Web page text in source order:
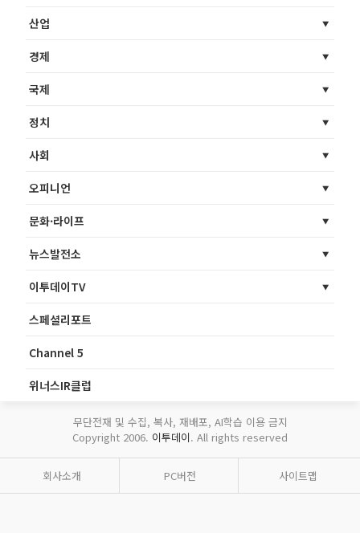
산업
경제
국제
정치
사회
오피니언
문화·라이프
뉴스발전소
이투데이TV
스페셜리포트
Channel 5
위너스IR클럽
무단전재 및 수집, 복사, 재배포, AI학습 이용 금지
Copyright 2006. 이투데이. All rights reserved
회사소개 PC버전 사이트맵